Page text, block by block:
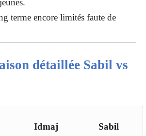
terme encore limités faute de
détaillée Sabil vs
Idmaj Sabil